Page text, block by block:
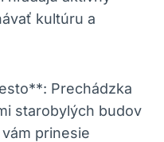
kultúru a
Prechádzka
starobylých budov
prinesie